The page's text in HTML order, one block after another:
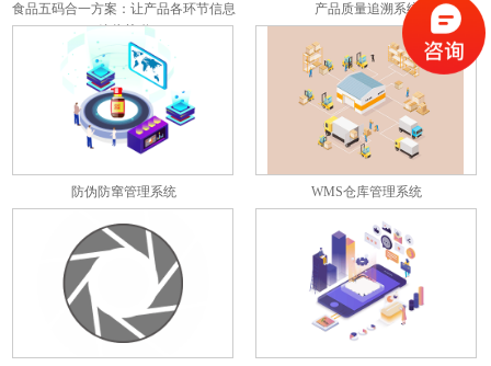
食品五码合一方案：让产品各环节信息
彼此关联
产品质量追溯系统
防伪防窜管理系统 WMS仓库管理系统